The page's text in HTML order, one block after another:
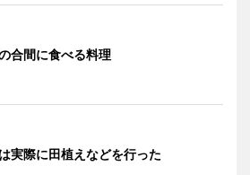
合間に食べる料理
実際に田植えなどを行った